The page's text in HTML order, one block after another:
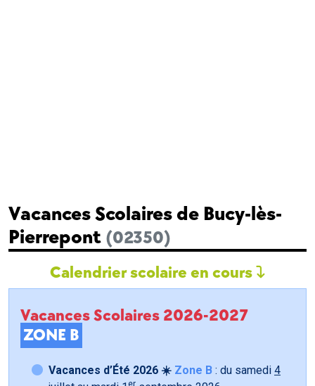
Vacances Scolaires de Bucy-lès-
Pierrepont (02350)
Calendrier scolaire en cours
Vacances Scolaires 2026-2027
ZONE B
Vacances d’Été 2026 ☀️ Zone B : du samedi 4